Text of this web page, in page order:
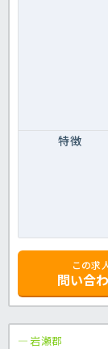
特徴
この求
問い合
岩瀬郡